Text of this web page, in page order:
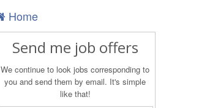
Home
Send me job offers
We continue to look jobs corresponding to
you and send them by email. It's simple
like that!